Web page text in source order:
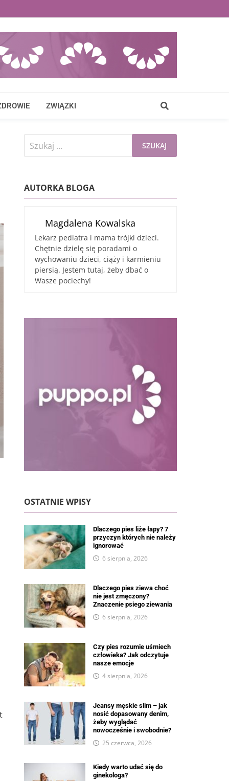
ZWIĄZKI
Szukaj:
AUTORKA BLOGA
Magdalena Kowalska
Lekarz pediatra i mama trójki dzieci.
Chętnie dzielę się poradami o
wychowaniu dzieci, ciąży i karmieniu
piersią. Jestem tutaj, żeby dbać o
Wasze pociechy!
OSTATNIE WPISY
Dlaczego pies liże łapy? 7
przyczyn których nie należy
ignorować
6 sierpnia, 2026
Dlaczego pies ziewa choć
nie jest zmęczony?
Znaczenie psiego ziewania
6 sierpnia, 2026
Czy pies rozumie uśmiech
człowieka? Jak odczytuje
nasze emocje
4 sierpnia, 2026
Jeansy męskie slim – jak
nosić dopasowany denim,
żeby wyglądać
nowocześnie i swobodnie?
25 czerwca, 2026
Kiedy warto udać się do
ginekologa?